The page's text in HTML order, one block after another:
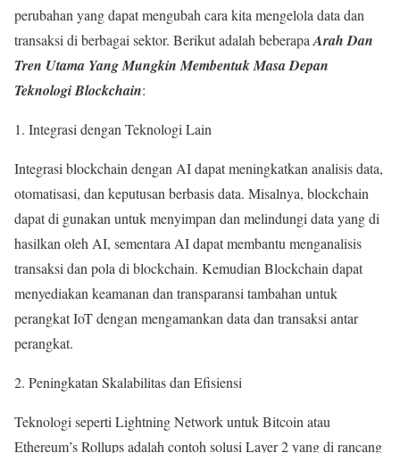
perubahan yang dapat mengubah cara kita mengelola data dan
transaksi di berbagai sektor. Berikut adalah beberapa Arah Dan
Tren Utama Yang Mungkin Membentuk Masa Depan
Teknologi Blockchain:
1. Integrasi dengan Teknologi Lain
Integrasi blockchain dengan AI dapat meningkatkan analisis data,
otomatisasi, dan keputusan berbasis data. Misalnya, blockchain
dapat di gunakan untuk menyimpan dan melindungi data yang di
hasilkan oleh AI, sementara AI dapat membantu menganalisis
transaksi dan pola di blockchain. Kemudian Blockchain dapat
menyediakan keamanan dan transparansi tambahan untuk
perangkat IoT dengan mengamankan data dan transaksi antar
perangkat.
2. Peningkatan Skalabilitas dan Efisiensi
Teknologi seperti Lightning Network untuk Bitcoin atau
Ethereum’s Rollups adalah contoh solusi Layer 2 yang di rancang